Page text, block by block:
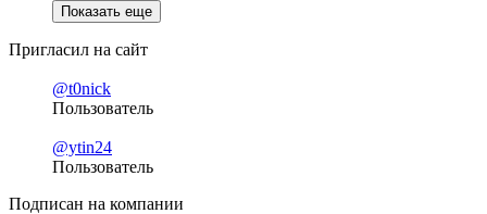
Показать еще
Пригласил на сайт
@t0nick
Пользователь
@ytin24
Пользователь
Подписан на компании